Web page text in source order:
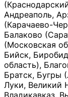
Андреаполь,
(Карачаево-
Балаково
(Московская
Бийск,
область),
Братск, Бугры
Луки, Великий
Владикавказ,